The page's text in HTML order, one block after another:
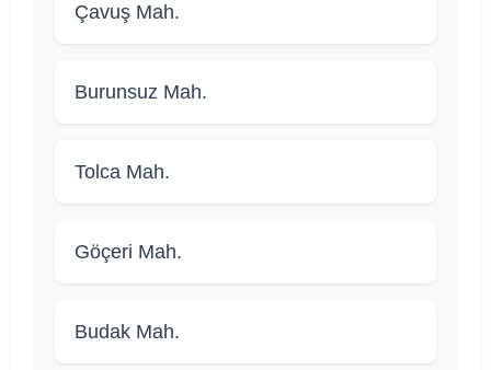
Çavuş Mah.
Burunsuz Mah.
Tolca Mah.
Göçeri Mah.
Budak Mah.